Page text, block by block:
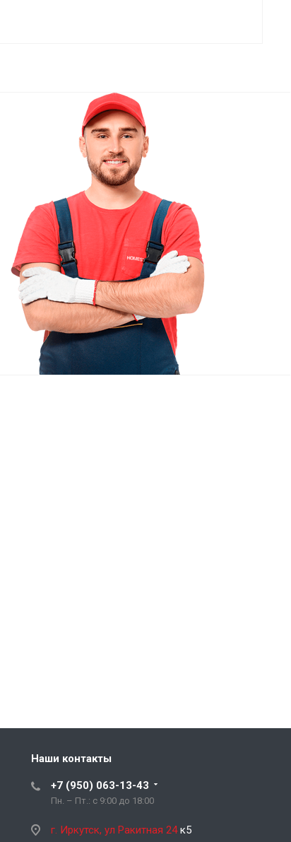
Наши контакты
+7 (950) 063-13-43
Пн. – Пт.: с 9:00 до 18:00
г. Иркутск, ул Ракитная 24к5